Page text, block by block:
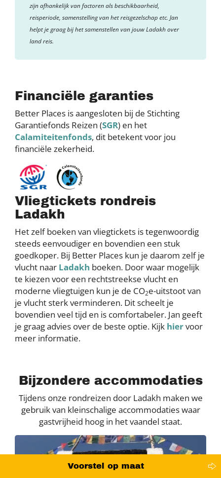
zijn afhankelijk van factoren als beschikbaarheid,
reisperiode, samenstelling van het reisgezelschap etc. Jan
helpt je graag bij het samenstellen van jouw Ladakh over
land reis.
Financiële garanties
Better Places is aangesloten bij de Stichting
Garantiefonds Reizen (SGR) en het
Calamiteitenfonds, dit betekent voor jou
financiële zekerheid.
Vliegtickets rondreis
Ladakh
Het zelf boeken van vliegtickets is tegenwoordig
steeds eenvoudiger en bovendien een stuk
goedkoper. Bij Better Places kun je daarom zelf je
vlucht naar Ladakh boeken. Door waar mogelijk
te kiezen voor een rechtstreekse vlucht en
moderne vliegtuigen kun je de CO2e-uitstoot van
je vlucht sterk verminderen. Dit scheelt je
bovendien veel tijd en is comfortabeler. Jan geeft
je graag advies over de beste optie. Kijk hiervoor
meer informatie.
Bijzondere accommodaties
Tijdens onze rondreizen door Ladakh maken we
gebruik van kleinschalige accommodaties waar
gastvrijheid hoog in het vaandel staat.
Voorstel op maat